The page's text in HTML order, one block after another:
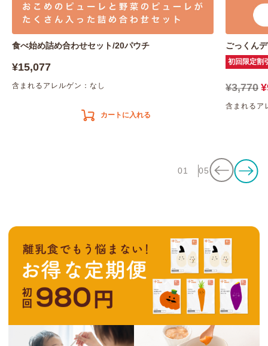
食べ始め詰め合わせセット/20パウチ
¥15,077
含まれるアレルゲン：なし
カートに入れる
ごっくん
初回限定割
¥3,770
含まれるア
01 05